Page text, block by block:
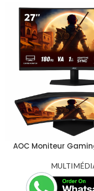
AOC Moniteur
(MPRT),